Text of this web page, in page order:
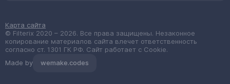
© Filterix 2020 – 2026. Все права защищены. Незаконное
копирование материалов сайта влечет ответственность
согласно ст. 1301 ГК РФ. Сайт работает с Cookie.
Карта сайта
Made by wemake.codes